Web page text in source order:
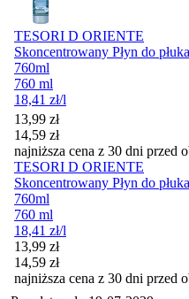
TESORI D ORIENTE
Skoncentrowany Płyn do
760ml
760 ml
18,41 zł/l
Cena promocyjna
13,99 zł
14,59 zł
najniższa cena z 30 dni przed
TESORI D ORIENTE
Skoncentrowany Płyn do
760ml
760 ml
18,41 zł/l
Cena promocyjna
13,99 zł
14,59 zł
najniższa cena z 30 dni przed